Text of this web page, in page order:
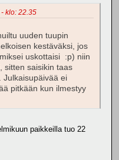
klo: 22.35
uuden tuupin
kestäväksi, jos
uskottaisi :p) niin
sitten saisikin taas
Julkaisupäivää ei
pitkään kun ilmestyy
paikkeilla tuo 22